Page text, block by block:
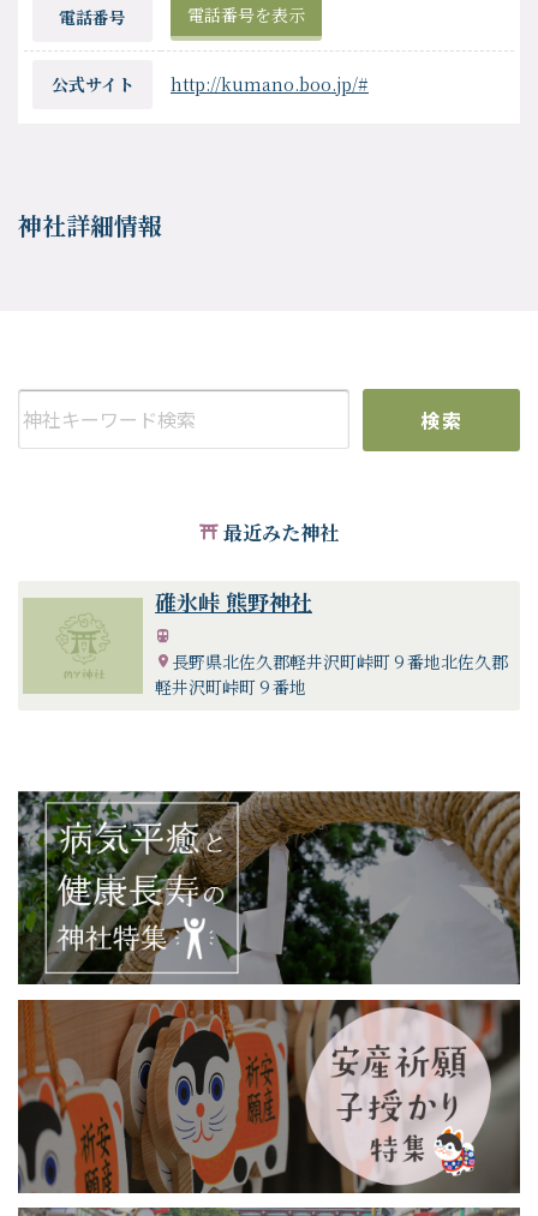
電話番号 電話番号を表示
公式サイト http://kumano.boo.jp/#
神社詳細情報
検索
最近みた神社
碓氷峠 熊野神社
長野県北佐久郡軽井沢町峠町９番地北佐久郡
軽井沢町峠町９番地